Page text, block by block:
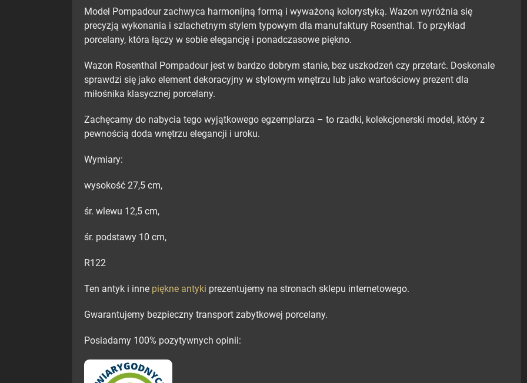
Model Pompadour zachwyca harmonijną formą i wyważoną kolorystyką. Wazon wyróżnia się
precyzją wykonania i szlachetnym stylem typowym dla manufaktury Rosenthal. To przykład
porcelany, która łączy w sobie elegancję i ponadczasowe piękno.
Wazon Rosenthal Pompadour jest w bardzo dobrym stanie, bez uszkodzeń czy przetarć. Doskonale
sprawdzi się jako element dekoracyjny w stylowym wnętrzu lub jako wartościowy prezent dla
miłośnika klasycznej porcelany.
Zachęcamy do nabycia tego wyjątkowego egzemplarza – to rzadki, kolekcjonerski model, który z
pewnością doda wnętrzu elegancji i uroku.
Wymiary:
wysokość 27,5 cm,
śr. wlewu 12,5 cm,
śr. podstawy 10 cm,
R122
Ten antyk i inne piękne antyki prezentujemy na stronach sklepu internetowego.
Gwarantujemy bezpieczny transport zabytkowej porcelany.
Posiadamy 100% pozytywnych opinii: